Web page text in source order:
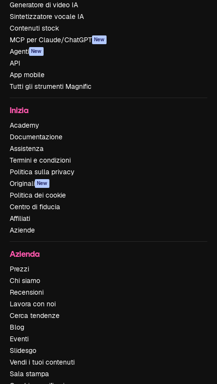
Generatore di video IA
Sintetizzatore vocale IA
Contenuti stock
MCP per Claude/ChatGPT New
Agenti New
API
App mobile
Tutti gli strumenti Magnific
Inizia
Academy
Documentazione
Assistenza
Termini e condizioni
Politica sulla privacy
Originali New
Politica dei cookie
Centro di fiducia
Affiliati
Aziende
Azienda
Prezzi
Chi siamo
Recensioni
Lavora con noi
Cerca tendenze
Blog
Eventi
Slidesgo
Vendi i tuoi contenuti
Sala stampa